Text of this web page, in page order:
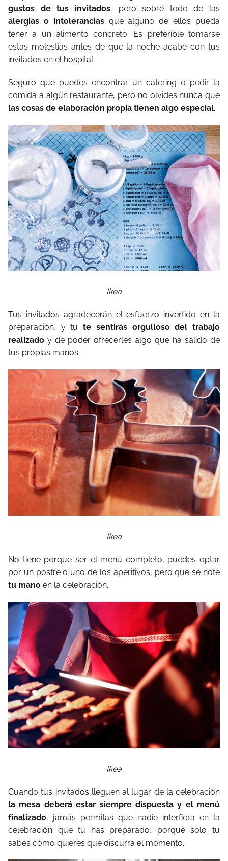
gustos de tus invitados, pero sobre todo de las
alergias o intoleranciasque alguno de ellos pueda
tener a un alimento concreto. Es preferible tomarse
estas molestias antes de que la noche acabe con tus
invitados en el hospital.
Seguro que puedes encontrar un catering o pedir la
comida a algún restaurante, pero no olvides nunca que
las cosas de elaboración propia tienen algo especial.
Ikea
Tus invitados agradecerán el esfuerzo invertido en la
preparación, y tute sentirás orgulloso del trabajo
realizado y de poder ofrecerles algo que ha salido de
tus propias manos.
Ikea
No tiene porqué ser el menú completo, puedes optar
por un postre o uno de los aperitivos, pero que se note
tu mano en la celebración.
Ikea
Cuando tus invitados lleguen al lugar de la celebración
la mesa deberá estar siempre dispuesta y el menú
finalizado, jamás permitas que nadie interfiera en la
celebración que tu has preparado, porque solo tu
sabes cómo quieres que discurra el momento.